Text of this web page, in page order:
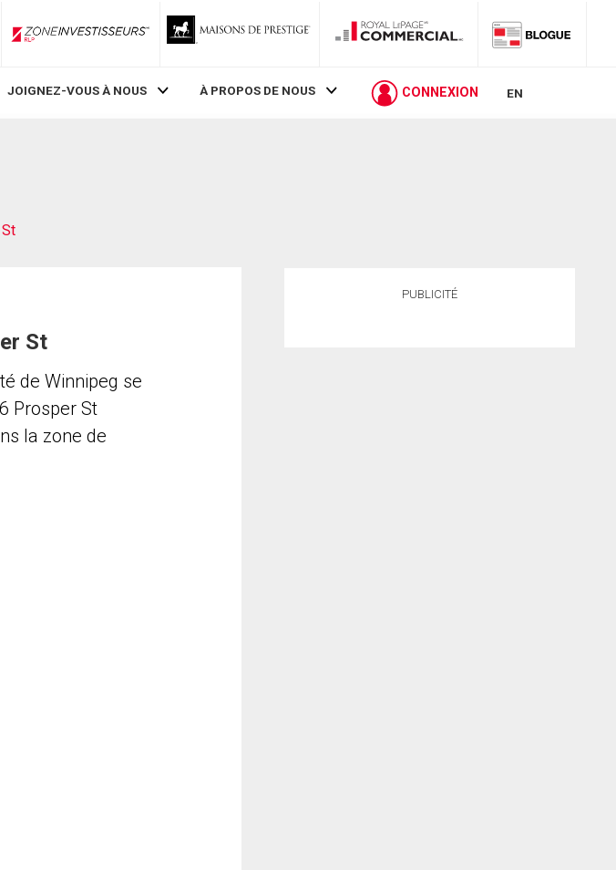
ZoneInvestisseurs RLP
JOIGNEZ-VOUS À NOUS À PROPOS DE NOUS CONNEXION EN
St
de Winnipeg se
Prosper St
la zone de
PUBLICITÉ